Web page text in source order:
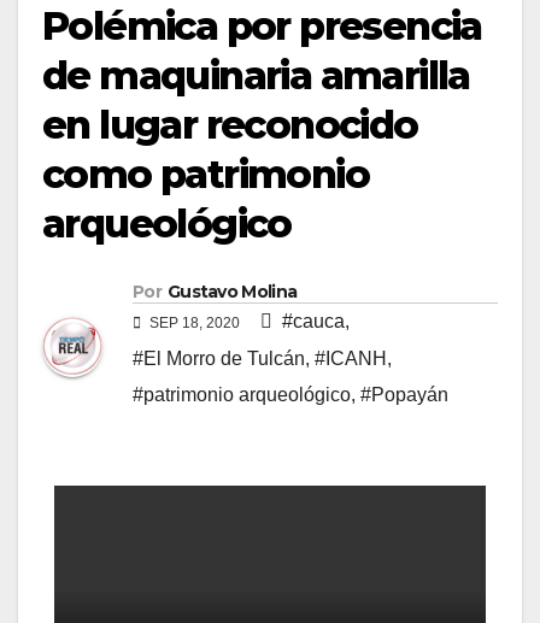
Polémica por presencia
de maquinaria amarilla
en lugar reconocido
como patrimonio
arqueológico
Por Gustavo Molina
SEP 18, 2020 #cauca,
#El Morro de Tulcán, #ICANH ,
#patrimonio arqueológico, #Popayán